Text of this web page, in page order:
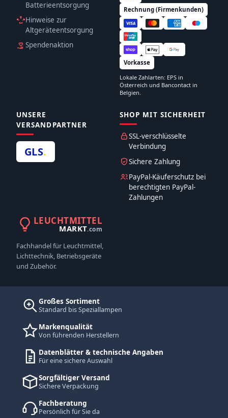
Batterieentsorgung
Hinweise zur
Altgeräteentsorgung
Spendenaktion
Rechnung (Firmenkunden)
Vorkasse
Lokale Zahlarten: EPS in
Österreich und Bancontact in
Belgien.
UNSERE
VERSANDPARTNER
GLS.
SHOP MIT SICHERHEIT
SSL-verschlüsselte
Verbindung
Sichere Zahlung
PayPal-Käuferschutz bei
berechtigten PayPal-
Zahlungen
LEUCHTMITTEL
MARKT.com
Fachhandel für Leuchtmittel,
Lichttechnik, Betriebsgeräte
und Zubehör.
Großes Sortiment
Standard bis Speziallampen
Markenqualität
Von führenden Herstellern
Datenblätter & technische Angaben
Für eine sichere Auswahl
Sorgfältiger Versand
Sichere Verpackung
Fachberatung
Persönlich für Sie da